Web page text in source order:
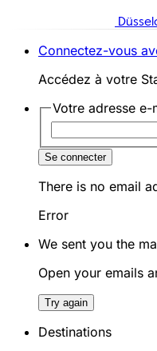
Connectez-vous
Accédez à votre
Votre adresse e-
Se connecter
There is no email
Error
We sent you the
Open your emails
Try again
Destinations